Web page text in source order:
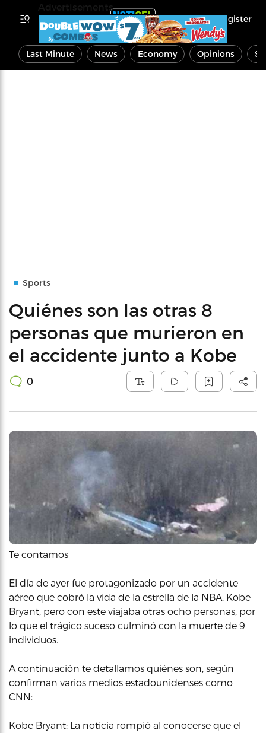
Register
Last Minute News Economy Opinions
Sports
Quiénes son las otras 8
personas que murieron en
el accidente junto a Kobe
0
Te contamos
El día de ayer fue protagonizado por un accidente
aéreo que cobró la vida de la estrella de la NBA, Kobe
Bryant, pero con este viajaba otras ocho personas, por
lo que el trágico suceso culminó con la muerte de 9
individuos.
A continuación te detallamos quiénes son, según
confirman varios medios estadounidenses como
CNN:
Kobe Bryant: La noticia rompió al conocerse que el
Advertisements